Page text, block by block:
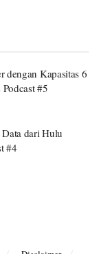
dengan Kapasitas 6
#5
dari Hulu
#4